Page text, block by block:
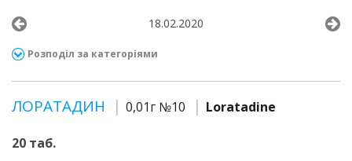
18.02.2020
Розподіл за категоріями
ЛОРАТАДИН 0,01г №10 Loratadine
20 таб.